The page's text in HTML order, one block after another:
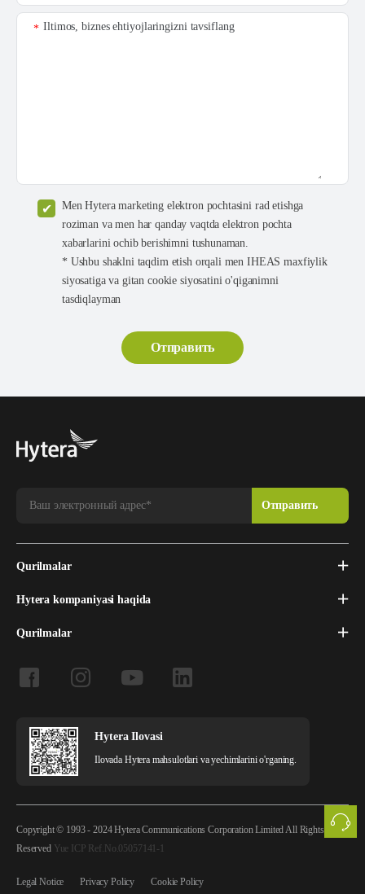
Iltimos, biznes ehtiyojlaringizni tavsiflang
*
Men Hytera marketing elektron pochtasini rad etishga
roziman va men har qanday vaqtda elektron pochta
xabarlarini ochib berishimni tushunaman.
* Ushbu shaklni taqdim etish orqali men IHEAS maxfiylik
siyosatiga va gitan cookie siyosatini o'qiganimni
tasdiqlayman
Qurilmalar
Hytera kompaniyasi haqida
Qurilmalar
Hytera Ilovasi
Ilovada Hytera mahsulotlari va yechimlarini o'rganing.
Copyright © 1993 - 2024 Hytera Communications Corporation Limited All Rights
Reserved Yue ICP Ref.No.05057141-1
Legal Notice Privacy Policy Cookie Policy